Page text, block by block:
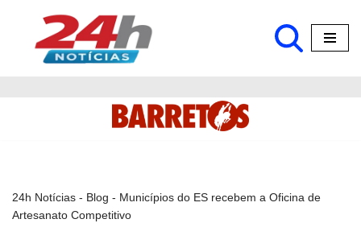
Pular
24h Notícias - Blog - Municípios do ES recebem a Oficina de
Artesanato Competitivo